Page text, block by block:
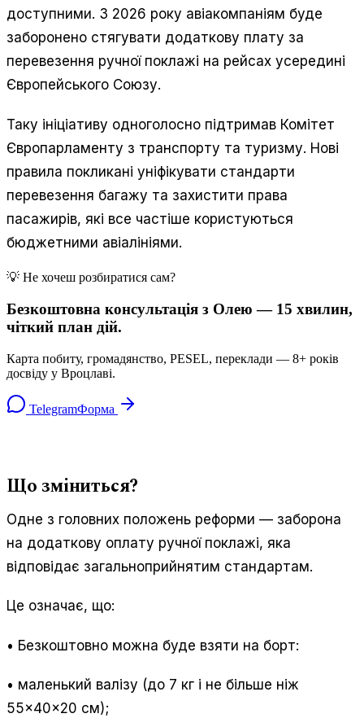
доступними. З 2026 року авіакомпаніям буде
заборонено стягувати додаткову плату за
перевезення ручної поклажі на рейсах усередині
Європейського Союзу.
Таку ініціативу одноголосно підтримав Комітет
Європарламенту з транспорту та туризму. Нові
правила покликані уніфікувати стандарти
перевезення багажу та захистити права
пасажирів, які все частіше користуються
бюджетними авіалініями.
💡 Не хочеш розбиратися сам?
Безкоштовна консультація з Олею — 15 хвилин,
чіткий план дій.
Карта побиту, громадянство, PESEL, переклади — 8+ років
досвіду у Вроцлаві.
TelegramФорма
Що зміниться?
Одне з головних положень реформи — заборона
на додаткову оплату ручної поклажі, яка
відповідає загальноприйнятим стандартам.
Це означає, що:
• Безкоштовно можна буде взяти на борт:
• маленький валізу (до 7 кг і не більше ніж
55×40×20 см);